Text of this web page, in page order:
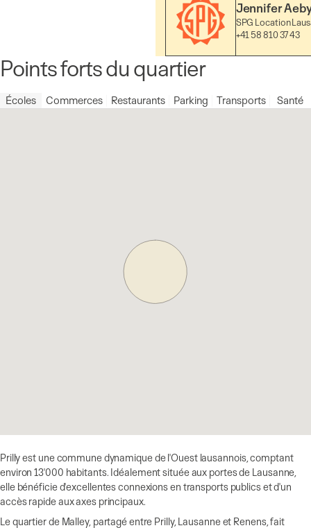
Jennifer
SPG Location
+41 58 810 37 43
Points forts du quartier
Écoles Commerces Restaurants Parking Transports Santé
Prilly est une commune dynamique de l'Ouest lausannois, comptant
environ 13'000 habitants. Idéalement située aux portes de Lausanne,
elle bénéficie d'excellentes connexions en transports publics et d'un
accès rapide aux axes principaux.
Le quartier de Malley, partagé entre Prilly, Lausanne et Renens, fait